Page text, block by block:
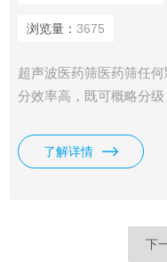
浏览量： 3675
超声波医药筛医药筛任
分效率高，既可概略分
了解详情
下